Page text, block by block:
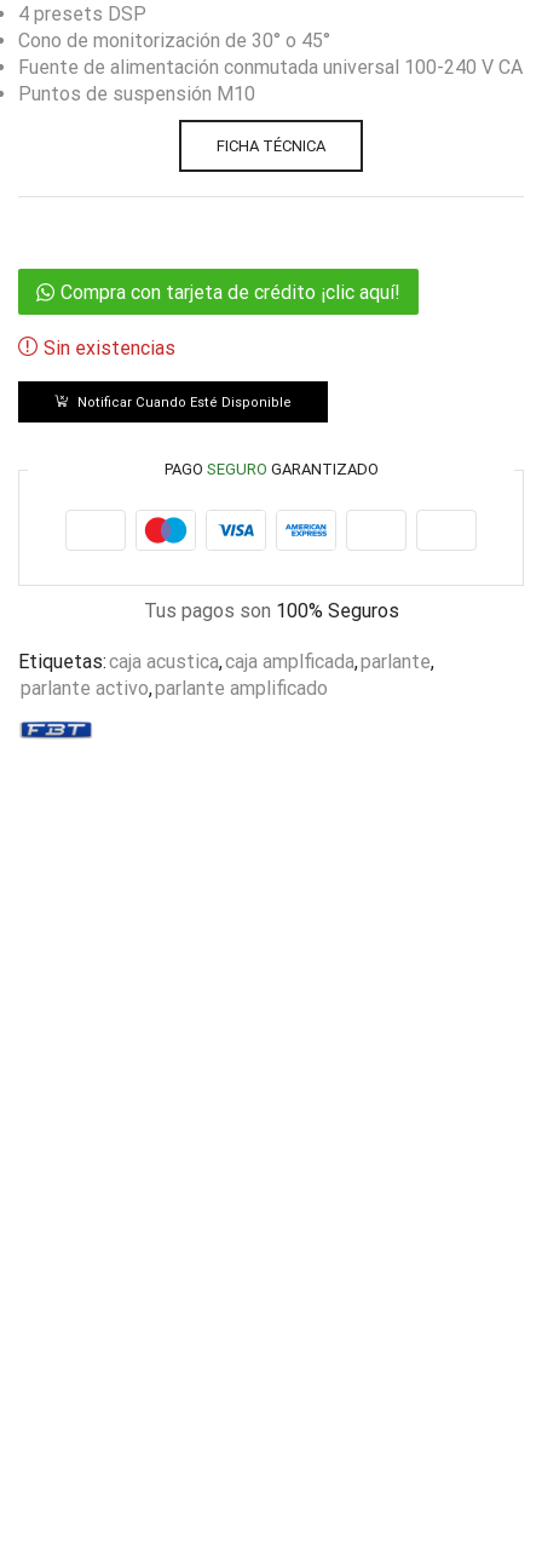
4 presets DSP
Cono de monitorización de 30° o 45°
Fuente de alimentación conmutada universal 100-240 V CA
Puntos de suspensión M10
FICHA TÉCNICA
Compra con tarjeta de crédito ¡clic aquí!
Sin existencias
Notificar Cuando Esté Disponible
PAGO SEGURO GARANTIZADO
Tus pagos son 100% Seguros
Etiquetas:caja acustica,caja amplficada,parlante,
parlante activo,parlante amplificado